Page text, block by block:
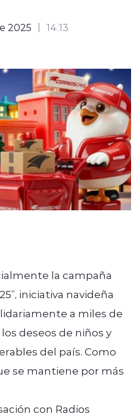
2025 14:13
la campaña
iniciativa navideña
a miles de
deseos de niños y
del país. Como
se mantiene por más
con Radios